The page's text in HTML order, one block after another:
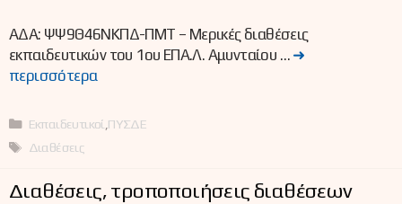
ΑΔΑ: ΨΨ9Θ46ΝΚΠΔ-ΠΜΤ – Μερικές διαθέσεις
εκπαιδευτικών του 1ου ΕΠΑ.Λ. Αμυνταίου … ➜
περισσότερα
Κατηγορίες
Εκπαιδευτικοί ΠΥΣΔΕ
Ετικέτες
Διαθέσεις
Διαθέσεις, τροποποιήσεις διαθέσεων